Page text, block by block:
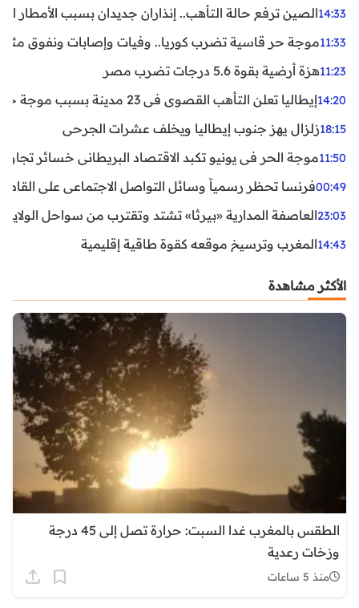
14:33الصين ترفع حالة التأهب.. إنذاران جديدان بسبب الأمطار
11:33موجة حر قاسية تضرب كوريا.. وفيات وإصابات ونفوق مئات
11:23هزة أرضية بقوة 5.6 درجات تضرب مصر
14:20إيطاليا تعلن التأهب القصوى في 23 مدينة بسبب موجة حر شديدة
18:15زلزال يهز جنوب إيطاليا ويخلف عشرات الجرحى
11:50موجة الحر في يونيو تكبد الاقتصاد البريطاني خسائر تجاوزت 1.5 مليار
00:49فرنسا تحظر رسمياً وسائل التواصل الاجتماعي على القاصرين
23:03العاصفة المدارية «بيرثا» تشتد وتقترب من سواحل
14:43المغرب وترسيخ موقعه كقوة طاقية إقليمية
الأكثر مشاهدة
الطقس بالمغرب غدا السبت: حرارة تصل إلى 45 درجة
وزخات رعدية
منذ 5 ساعات